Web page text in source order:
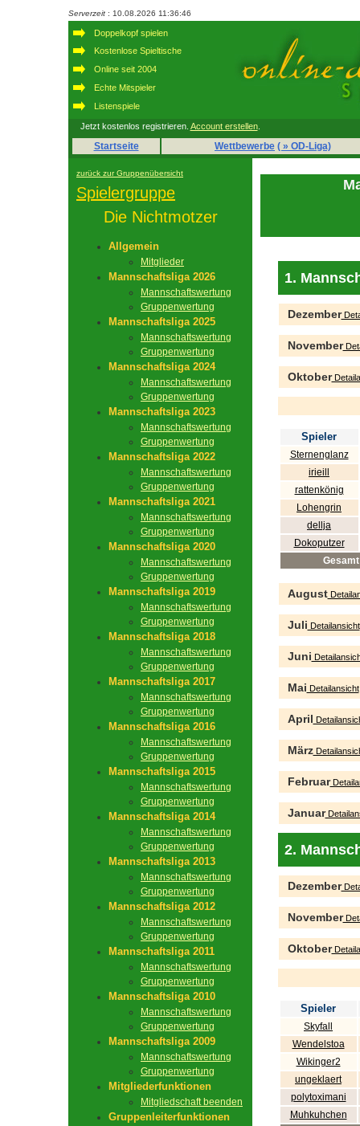
Serverzeit : 10.08.2026 11:36:46
Doppelkopf spielen
Kostenlose Spieltische
Online seit 2004
Echte Mitspieler
Listenspiele
Jetzt kostenlos registrieren. Account erstellen.
Startseite Wettbewerbe ( » OD-Liga)
zurück zur Gruppenübersicht
Spielergruppe
Die Nichtmotzer
Allgemein
Mitglieder
Mannschaftsliga 2026
Mannschaftswertung
Gruppenwertung
Mannschaftsliga 2025
Mannschaftswertung
Gruppenwertung
Mannschaftsliga 2024
Mannschaftswertung
Gruppenwertung
Mannschaftsliga 2023
Mannschaftswertung
Gruppenwertung
Mannschaftsliga 2022
Mannschaftswertung
Gruppenwertung
Mannschaftsliga 2021
Mannschaftswertung
Gruppenwertung
Mannschaftsliga 2020
Mannschaftswertung
Gruppenwertung
Mannschaftsliga 2019
Mannschaftswertung
Gruppenwertung
Mannschaftsliga 2018
Mannschaftswertung
Gruppenwertung
Mannschaftsliga 2017
Mannschaftswertung
Gruppenwertung
Mannschaftsliga 2016
Mannschaftswertung
Gruppenwertung
Mannschaftsliga 2015
Mannschaftswertung
Gruppenwertung
Mannschaftsliga 2014
Mannschaftswertung
Gruppenwertung
Mannschaftsliga 2013
Mannschaftswertung
Gruppenwertung
Mannschaftsliga 2012
Mannschaftswertung
Gruppenwertung
Mannschaftsliga 2011
Mannschaftswertung
Gruppenwertung
Mannschaftsliga 2010
Mannschaftswertung
Gruppenwertung
Mannschaftsliga 2009
Mannschaftswertung
Gruppenwertung
Mitgliederfunktionen
Mitgliedschaft beenden
Gruppenleiterfunktionen
1.
Dezember
November
Oktober
Spieler
Sternenglanz
irieill
rattenkönig
Lohengrin
dellja
Dokoputzer
Gesamt
August
Juli Detailansicht
Juni
Mai Detailansicht
April
März
Februar
Januar
2.
Dezember
November
Oktober
Spieler
Skyfall
Wendelstoa
Wikinger2
ungeklaert
polytoximani
Muhkuhchen